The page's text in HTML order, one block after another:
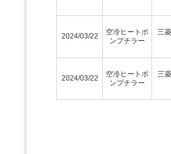
2024/03/22
空冷ヒートポ
ンプチラー
三
2024/03/22
空冷ヒートポ
ンプチラー
三